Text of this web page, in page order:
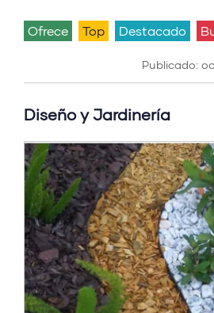
ofrece Top Destacado
Publicado:
Diseño y Jardinería